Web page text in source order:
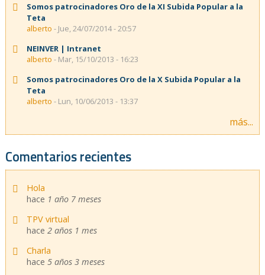
Somos patrocinadores Oro de la XI Subida Popular a la
Teta
alberto - Jue, 24/07/2014 - 20:57
NEINVER | Intranet
alberto - Mar, 15/10/2013 - 16:23
Somos patrocinadores Oro de la X Subida Popular a la
Teta
alberto - Lun, 10/06/2013 - 13:37
más...
Comentarios recientes
Hola
hace 1 año 7 meses
TPV virtual
hace 2 años 1 mes
Charla
hace 5 años 3 meses